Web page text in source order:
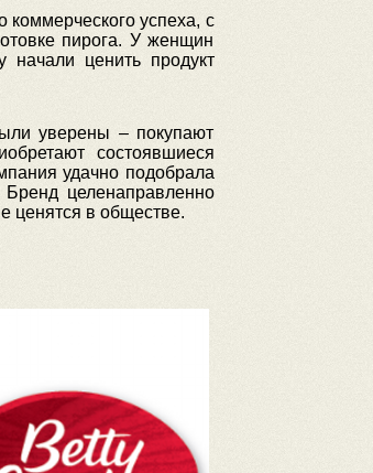
коммерческого успеха, с
пирога. У женщин
ценить продукт
уверены – покупают
состоявшиеся
удачно подобрала
целенаправленно
ценятся в обществе.